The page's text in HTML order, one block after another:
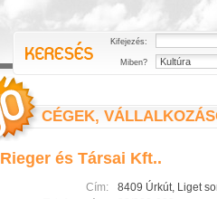
Kifejezés:
Miben?
CÉGEK,
Rieger és Társai Kft..
Cím:
8409 Úrkút, Liget